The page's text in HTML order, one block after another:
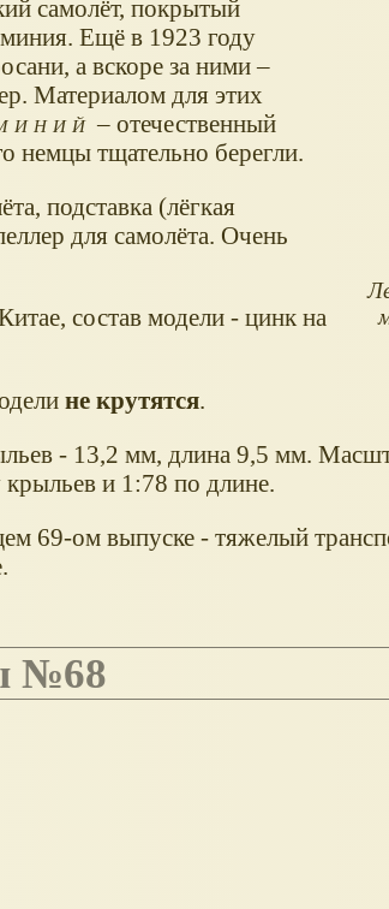
самолёт, покрытый
Ещё в 1923 году
а вскоре за ними –
Материалом для этих
– отечественный
немцы тщательно берегли.
подставка (лёгкая
для самолёта. Очень
состав модели - цинк на
не крутятся.
- 13,2 мм, длина 9,5 мм.
крыльев и 1:78 по длине.
69-ом выпуске - тяжелый
№68